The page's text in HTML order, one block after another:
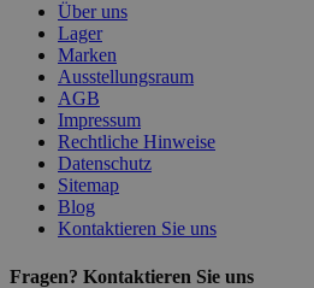
Über uns
Lager
Marken
Ausstellungsraum
AGB
Impressum
Rechtliche Hinweise
Datenschutz
Sitemap
Blog
Kontaktieren Sie uns
Fragen? Kontaktieren Sie uns